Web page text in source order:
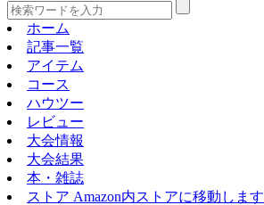
ホーム
記事一覧
アイテム
コース
ハウツー
レビュー
大会情報
大会結果
本・雑誌
ストア Amazon内ストアに移動します